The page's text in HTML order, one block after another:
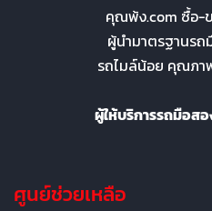
คุณพ้ง.com ซื้อ-
ผู้นำมาตรฐานร
รถไมล์น้อย คุณภา
ผู้ให้บริการรถมือส
ศูนย์ช่วยเหลือ